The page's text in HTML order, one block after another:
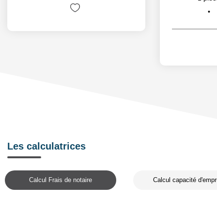
Les calculatrices
Calcul Frais de notaire Calcul capacité